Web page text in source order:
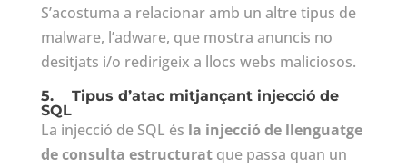
S’acostuma a relacionar amb un altre tipus de
malware, l’adware, que mostra anuncis no
desitjats i/o redirigeix a llocs webs maliciosos.
5. Tipus d’atac mitjançant injecció de
SQL
La injecció de SQL és la injecció de llenguatge
de consulta estructuratque passa quan un